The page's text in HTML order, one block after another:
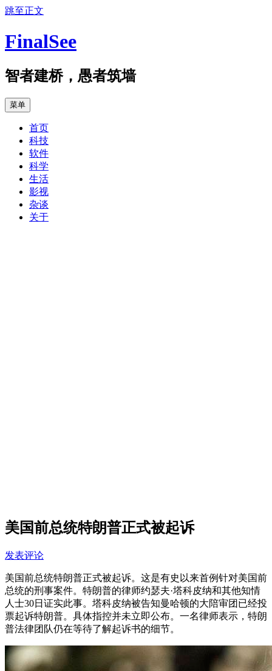
跳至正文
FinalSee
智者建桥，愚者筑墙
菜单
首页
科技
软件
科学
生活
影视
杂谈
关于
美国前总统特朗普正式被起诉
发表评论
美国前总统特朗普正式被起诉。这是有史以来首例针对美国前
总统的刑事案件。特朗普的律师约瑟夫·塔科皮纳和其他知情
人士30日证实此事。塔科皮纳被告知曼哈顿的大陪审团已经投
票起诉特朗普。具体指控并未立即公布。一名律师表示，特朗
普法律团队仍在等待了解起诉书的细节。